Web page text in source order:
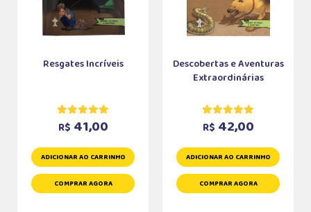
Resgates Incríveis
R$ 41,00
ADICIONAR AO CARRINHO
COMPRAR AGORA
Descobertas e Aventuras
Extraordinárias
R$ 42,00
ADICIONAR AO CARRINHO
COMPRAR AGORA